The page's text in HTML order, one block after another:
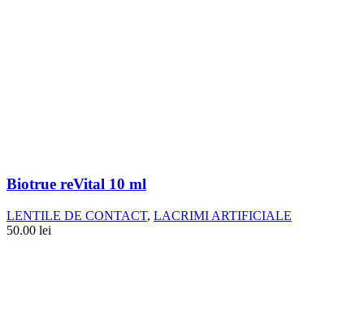
Biotrue reVital 10 ml
LENTILE DE CONTACT, LACRIMI ARTIFICIALE
50.00 lei